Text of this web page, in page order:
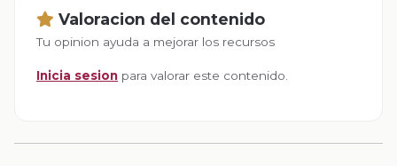
Valoracion del contenido
Tu opinion ayuda a mejorar los recursos
Inicia sesion para valorar este contenido.